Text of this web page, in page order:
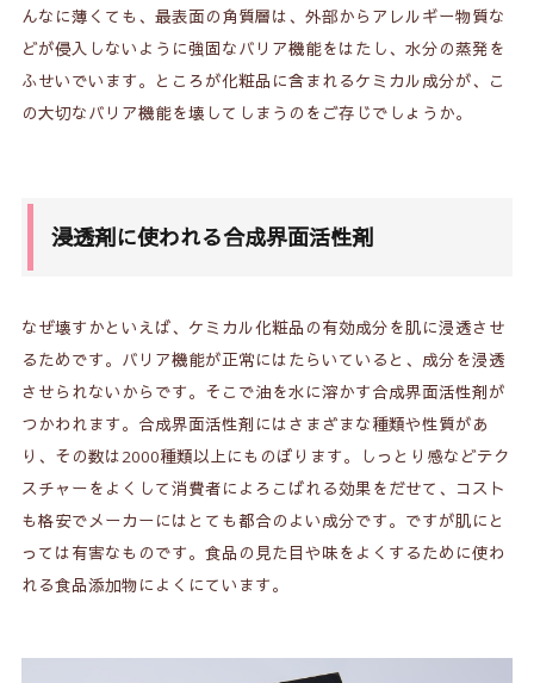
んなに薄くても、最表面の角質層は、外部からアレルギー物質な
どが侵入しないように強固なバリア機能をはたし、水分の蒸発を
ふせいでいます。ところが化粧品に含まれるケミカル成分が、こ
の大切なバリア機能を壊してしまうのをご存じでしょうか。
浸透剤に使われる合成界面活性剤
なぜ壊すかといえば、ケミカル化粧品の有効成分を肌に浸透させ
るためです。バリア機能が正常にはたらいていると、成分を浸透
させられないからです。そこで油を水に溶かす合成界面活性剤が
つかわれます。合成界面活性剤にはさまざまな種類や性質があ
り、その数は2000種類以上にものぼります。しっとり感などテク
スチャーをよくして消費者によろこばれる効果をだせて、コスト
も格安でメーカーにはとても都合のよい成分です。ですが肌にと
っては有害なものです。食品の見た目や味をよくするために使わ
れる食品添加物によくにています。